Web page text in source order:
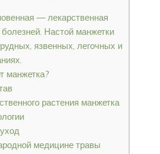
— лекарственная
Настой манжетки
язвенных, легочных и
манжетка?
растения манжетка
медицине травы